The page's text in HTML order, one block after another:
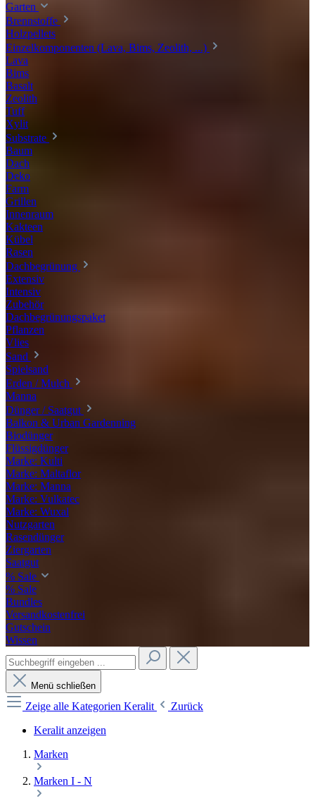
Garten
Brennstoffe
Holzpellets
Einzelkomponenten (Lava, Bims, Zeolith, ...)
Lava
Bims
Basalt
Zeolith
Tuff
Xylit
Substrate
Baum
Dach
Deko
Farm
Grillen
Innenraum
Kakteen
Kübel
Rasen
Dachbegrünung
Extensiv
Intensiv
Zubehör
Dachbegrünungspaket
Pflanzen
Vlies
Sand
Spielsand
Erden / Mulch
Manna
Dünger / Saatgut
Balkon & Urban Gardenning
Biodünger
Flüssigdünger
Marke: Kulti
Marke: Maltaflor
Marke: Manna
Marke: Vulkatec
Marke: Wuxal
Nutzgarten
Rasendünger
Ziergarten
Saatgut
% Sale
% Sale
Bundles
Versandkostenfrei
Gutschein
Wissen
Menü schließen
Zeige alle Kategorien Keralit
Zurück
Keralit anzeigen
Marken
Marken I - N